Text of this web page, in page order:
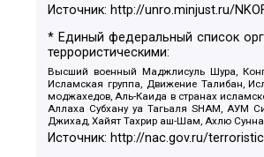
Источник: http://unro.minjust.ru/
* Единый федеральный список
террористическими:
Высший военный Маджлисуль Шура,
Исламская группа, Движение Талибан,
моджахедов, Аль-Каида в странах
Аллаха Субхану уа Тагьаля SHAM, АУМ
Джихад, Хайят Тахрир аш-Шам, Ахлю
Источник: http://nac.gov.ru/